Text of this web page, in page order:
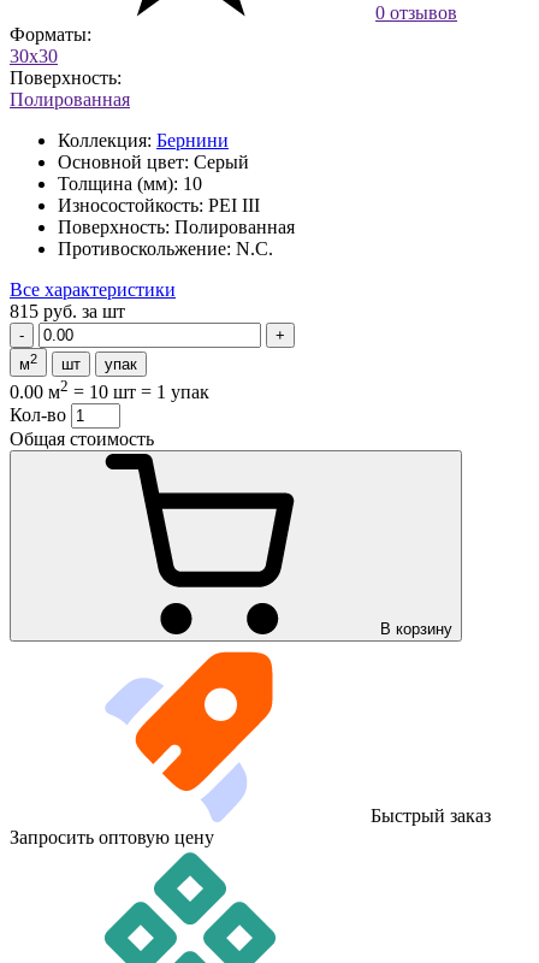
0 отзывов
Форматы:
30x30
Поверхность:
Полированная
Коллекция: Бернини
Основной цвет: Серый
Толщина (мм): 10
Износостойкость: PEI III
Поверхность: Полированная
Противоскольжение: N.C.
Все характеристики
815 руб. за шт
м2 шт упак
0.00 м2 = 10 шт = 1 упак
Кол-во
Общая стоимость
В корзину
Быстрый заказ
Запросить оптовую цену